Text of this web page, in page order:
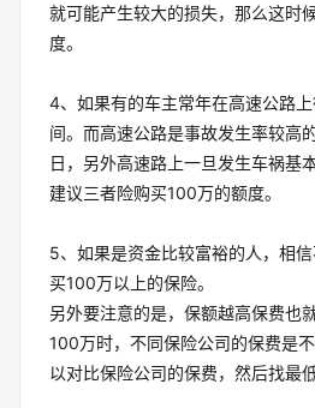
就可能产生较大的损失，那么这时
度。
4、如果有的车主常年在高速公路
间。而高速公路是事故发生率较高
日，另外高速路上一旦发生车祸基
建议三者险购买100万的额度。
5、如果是资金比较富裕的人，相
买100万以上的保险。
另外要注意的是，保额越高保费也
100万时，不同保险公司的保费是
以对比保险公司的保费，然后找最